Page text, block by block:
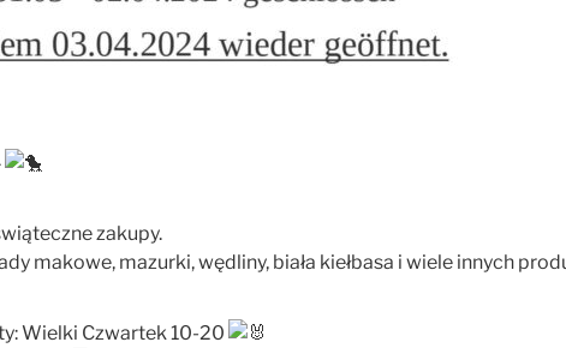
zakupy.
makowe, mazurki, wędliny, biała kiełbasa i wiele innych
Wielki Czwartek 10-20